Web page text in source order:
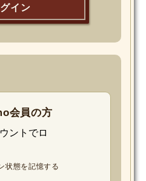
イン
会員の方
状態を記憶する